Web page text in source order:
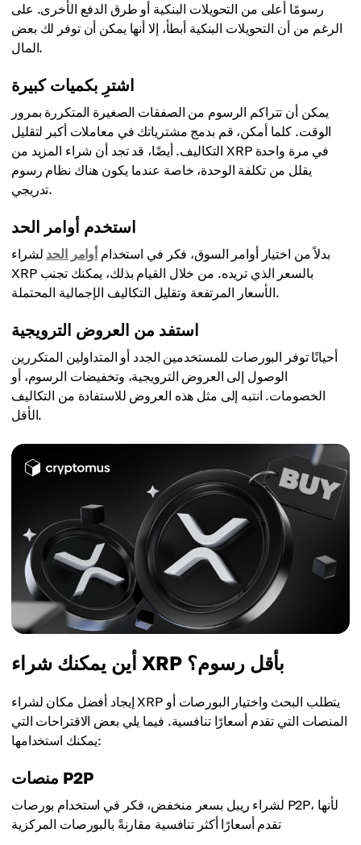
رسومًا أعلى من التحويلات البنكية أو طرق الدفع الأخرى. على
الرغم من أن التحويلات البنكية أبطأ، إلا أنها يمكن أن توفر لك بعض
المال.
اشترِ بكميات كبيرة
يمكن أن تتراكم الرسوم من الصفقات الصغيرة المتكررة بمرور
الوقت. كلما أمكن، قم بدمج مشترياتك في معاملات أكبر لتقليل
التكاليف. أيضًا، قد تجد أن شراء المزيد من XRP في مرة واحدة
يقلل من تكلفة الوحدة، خاصة عندما يكون هناك نظام رسوم
تدريجي.
استخدم أوامر الحد
بدلاً من اختيار أوامر السوق، فكر في استخدام أوامر الحد لشراء
XRP بالسعر الذي تريده. من خلال القيام بذلك، يمكنك تجنب
الأسعار المرتفعة وتقليل التكاليف الإجمالية المحتملة.
استفد من العروض الترويجية
أحيانًا توفر البورصات للمستخدمين الجدد أو المتداولين المتكررين
الوصول إلى العروض الترويجية، وتخفيضات الرسوم، أو
الخصومات. انتبه إلى مثل هذه العروض للاستفادة من التكاليف
الأقل.
أين يمكنك شراء XRP بأقل رسوم؟
إيجاد أفضل مكان لشراء XRP يتطلب البحث واختيار البورصات أو
المنصات التي تقدم أسعارًا تنافسية. فيما يلي بعض الاقتراحات التي
يمكنك استخدامها:
منصات P2P
لشراء ريبل بسعر منخفض، فكر في استخدام بورصات P2P، لأنها
تقدم أسعارًا أكثر تنافسية مقارنةً بالبورصات المركزية